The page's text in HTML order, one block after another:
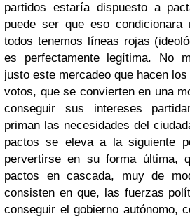
partidos estaría dispuesto a
puede ser que eso
todos tenemos líneas rojas
es perfectamente legítima. No
justo este mercadeo que hacen
votos, que se convierten en una
conseguir sus intereses
priman las necesidades del
pactos se eleva a la siguiente
pervertirse en su forma última,
pactos en cascada, muy de
consisten en que, las fuerzas
conseguir el gobierno autónomo,